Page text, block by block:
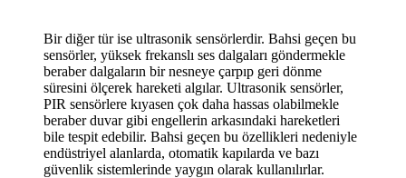
Bir diğer tür ise ultrasonik sensörlerdir. Bahsi geçen bu
sensörler, yüksek frekanslı ses dalgaları göndermekle
beraber dalgaların bir nesneye çarpıp geri dönme
süresini ölçerek hareketi algılar. Ultrasonik sensörler,
PIR sensörlere kıyasen çok daha hassas olabilmekle
beraber duvar gibi engellerin arkasındaki hareketleri
bile tespit edebilir. Bahsi geçen bu özellikleri nedeniyle
endüstriyel alanlarda, otomatik kapılarda ve bazı
güvenlik sistemlerinde yaygın olarak kullanılırlar.